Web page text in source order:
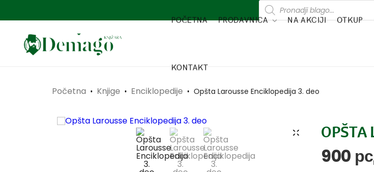
POČETNA PRODAVNICA NA AKCIJI OTKUP
KONTAKT
Početna • Knjige • Enciklopedije • Opšta Larousse Enciklopedija 3. deo
OPŠTA
900